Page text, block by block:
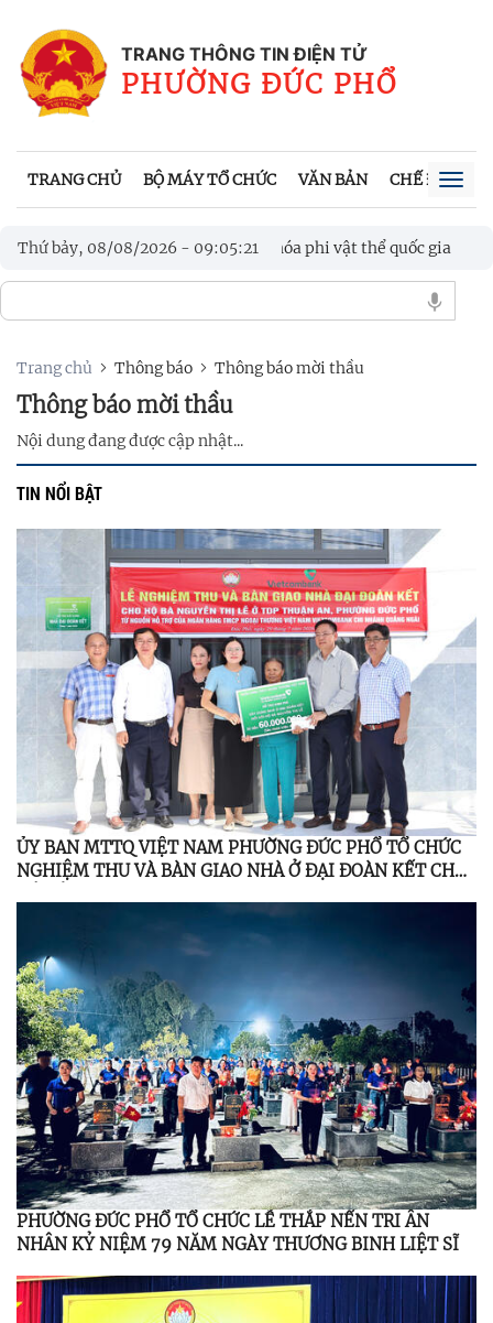
TRANG THÔNG TIN ĐIỆN TỬ
PHƯỜNG ĐỨC PHỔ
TRANG CHỦ BỘ MÁY TỔ CHỨC VĂN BẢN CHẾ ĐỘ,
Thứ bảy, 08/08/2026 - 09:05:22
công nhận là Di sản văn hóa phi vật thể quốc gia
công nhận là Di sản văn hóa phi vật thể quốc gia
Trang chủ Thông báo Thông báo mời thầu
Thông báo mời thầu
Nội dung đang được cập nhật...
TIN NỔI BẬT
ỦY BAN MTTQ VIỆT NAM PHƯỜNG ĐỨC PHỔ TỔ CHỨC
NGHIỆM THU VÀ BÀN GIAO NHÀ Ở ĐẠI ĐOÀN KẾT CHO
PHƯỜNG ĐỨC PHỔ TỔ CHỨC LỄ THẮP NẾN TRI ÂN
NHÂN KỶ NIỆM 79 NĂM NGÀY THƯƠNG BINH LIỆT SĨ